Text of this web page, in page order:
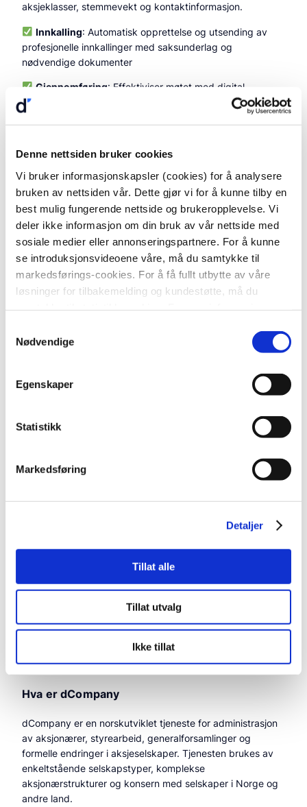
Denne nettsiden bruker cookies
Vi bruker informasjonskapsler (cookies) for å analysere
bruken av nettsiden vår. Dette gjør vi for å kunne tilby en
best mulig fungerende nettside og brukeropplevelse. Vi
deler ikke informasjon om din bruk av vår nettside med
sosiale medier eller annonseringspartnere. For å kunne
se introduksjonsvideoene våre, må du samtykke til
markedsførings-cookies. For å få fullt utbytte av våre
løsninger for tilbakemelding og kundestøtte, må du
informasjon om
informasjonskapsler vi bruker og
Nødvendige
Egenskaper
Statistikk
Markedsføring
Detaljer
Tillat alle
Tillat utvalg
Ikke tillat
aksjeklasser, stemmevekt og kontaktinformasjon.
Innkalling: Automatisk opprettelse og utsending av
profesjonelle innkallinger med saksunderlag og
nødvendige dokumenter
Gjennomføring: Effektiviser møtet med digital
oppmøteregistrering, enkel stemmegivning og oversiktlig
håndtering av fullmakter.
elektroniske signaturer og arkiver dokumentene sikkert
med ett klikk.
Oppfølging: Automatisk rapportering av vedtak til
Brønnøysundregistrene, oppdatering av vedtekter m.m.
Praktisk informasjon
Påmelding
Morten Ruud
Jens Andreas Pettersen
Hva er dCompany
dCompany er en norskutviklet tjeneste for administrasjon
av aksjonærer, styrearbeid, generalforsamlinger og
formelle endringer i aksjeselskaper. Tjenesten brukes av
enkeltstående selskapstyper, komplekse
aksjonærstrukturer og konsern med selskaper i Norge og
andre land.